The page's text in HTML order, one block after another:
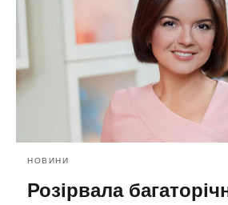
НОВИНИ
Розірвала